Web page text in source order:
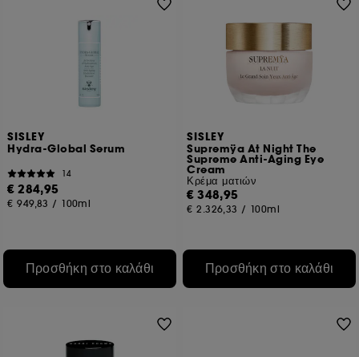
SISLEY
Hydra-Global Serum
14
€ 284,95
€ 949,83 / 100ml
Προσθήκη στο καλάθι
SISLEY
Supremÿa At Night The
Supreme Anti-Aging Eye
Cream
Κρέμα ματιών
€ 348,95
€ 2.326,33 / 100ml
Προσθήκη στο καλάθι